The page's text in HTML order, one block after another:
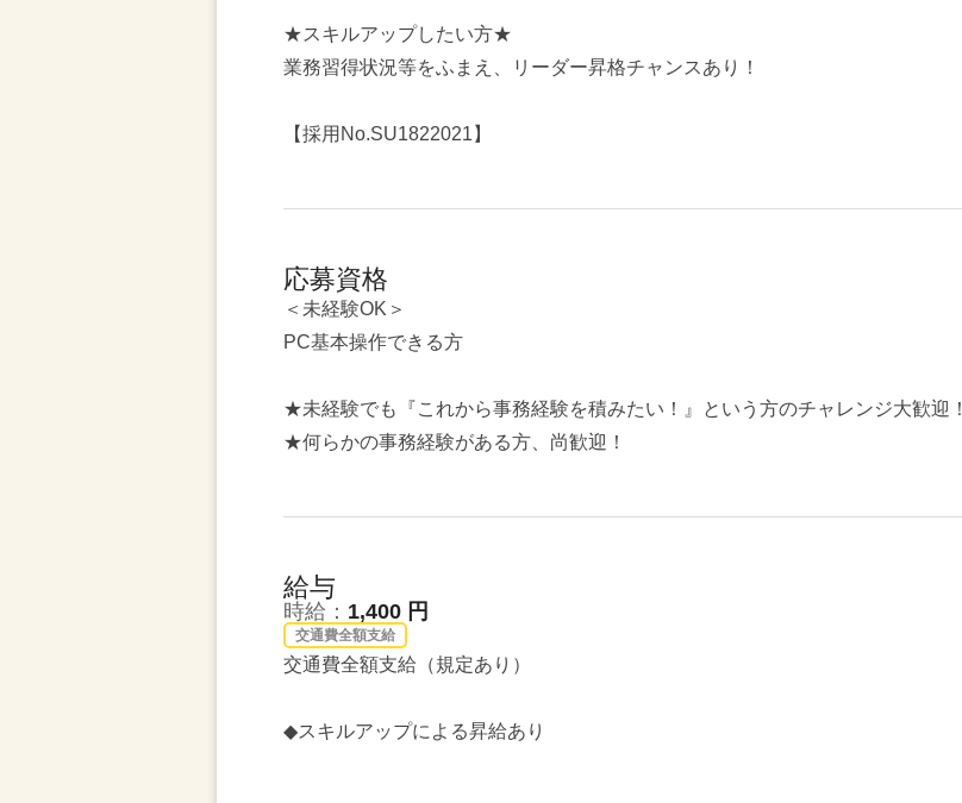
★スキルアップしたい方★
業務習得状況等をふまえ、リーダー昇格チャンスあり！
【採用No.SU1822021】
応募資格
＜未経験OK＞
PC基本操作できる方
★未経験でも『これから事務経験を積みたい！』という方のチャレンジ大歓迎！
★何らかの事務経験がある方、尚歓迎！
給与
時給： 1,400 円
交通費全額支給
交通費全額支給（規定あり）
◆スキルアップによる昇給あり